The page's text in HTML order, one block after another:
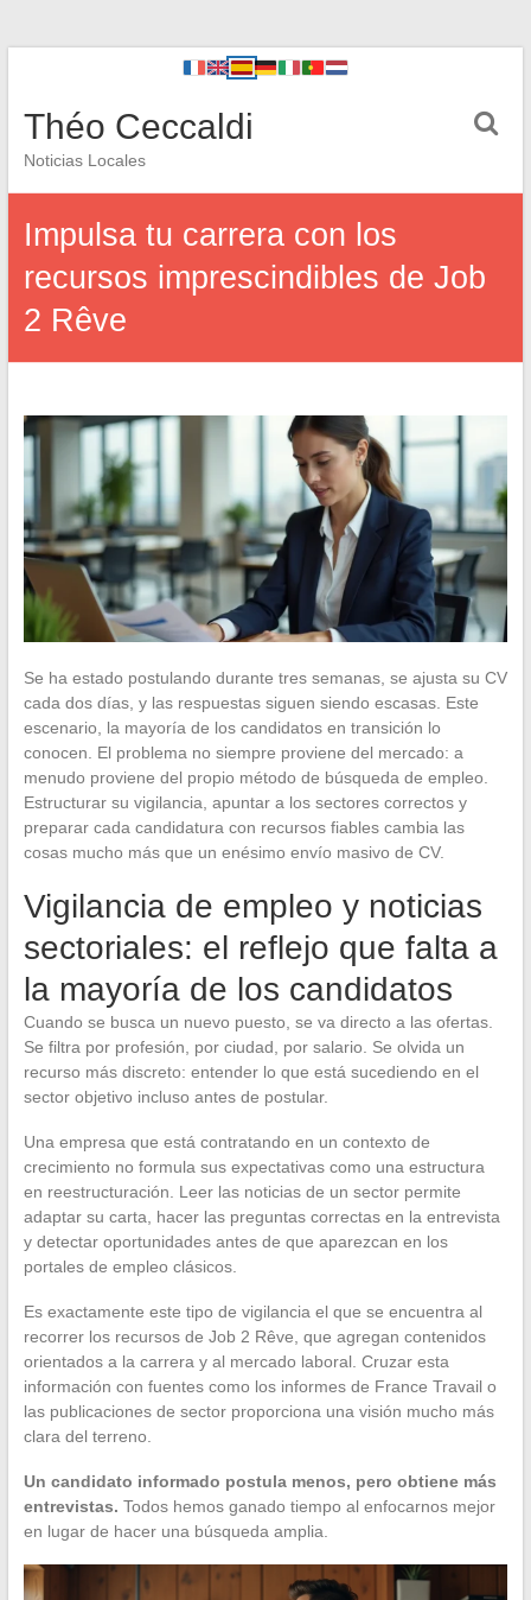
Théo Ceccaldi
Noticias Locales
Impulsa tu carrera con los
recursos imprescindibles de Job
2 Rêve
Se ha estado postulando durante tres semanas, se ajusta su CV
cada dos días, y las respuestas siguen siendo escasas. Este
escenario, la mayoría de los candidatos en transición lo
conocen. El problema no siempre proviene del mercado: a
menudo proviene del propio método de búsqueda de empleo.
Estructurar su vigilancia, apuntar a los sectores correctos y
preparar cada candidatura con recursos fiables cambia las
cosas mucho más que un enésimo envío masivo de CV.
Vigilancia de empleo y noticias
sectoriales: el reflejo que falta a
la mayoría de los candidatos
Cuando se busca un nuevo puesto, se va directo a las ofertas.
Se filtra por profesión, por ciudad, por salario. Se olvida un
recurso más discreto: entender lo que está sucediendo en el
sector objetivo incluso antes de postular.
Una empresa que está contratando en un contexto de
crecimiento no formula sus expectativas como una estructura
en reestructuración. Leer las noticias de un sector permite
adaptar su carta, hacer las preguntas correctas en la entrevista
y detectar oportunidades antes de que aparezcan en los
portales de empleo clásicos.
Es exactamente este tipo de vigilancia el que se encuentra al
recorrer los recursos de Job 2 Rêve, que agregan contenidos
orientados a la carrera y al mercado laboral. Cruzar esta
información con fuentes como los informes de France Travail o
las publicaciones de sector proporciona una visión mucho más
clara del terreno.
Un candidato informado postula menos, pero obtiene más
entrevistas. Todos hemos ganado tiempo al enfocarnos mejor
en lugar de hacer una búsqueda amplia.